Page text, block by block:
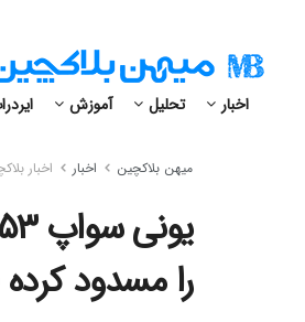
اخبار تحلیل آموزش
میهن بلاکچین اخبار اخبار
را مسدود